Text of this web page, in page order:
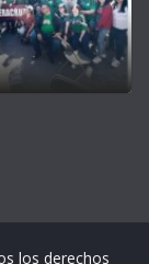
los derechos